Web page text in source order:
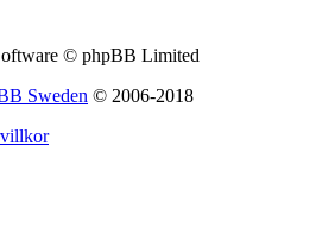
© phpBB Limited
Sweden © 2006-2018